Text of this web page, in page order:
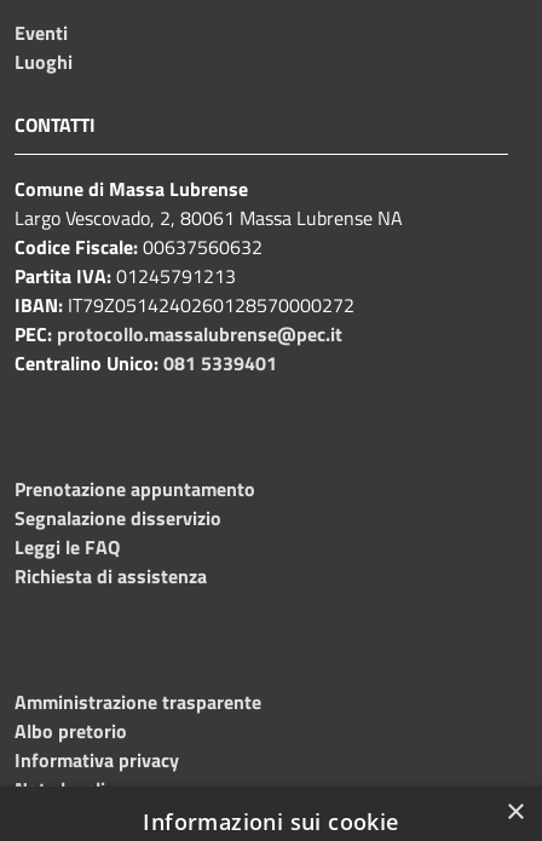
Eventi
Luoghi
CONTATTI
Comune di Massa Lubrense
Largo Vescovado, 2, 80061 Massa Lubrense NA
Codice Fiscale:00637560632
Partita IVA:01245791213
IBAN: IT79Z0514240260128570000272
PEC: protocollo.massalubrense@pec.it
Centralino Unico:081 5339401
Prenotazione appuntamento
Segnalazione disservizio
Leggi le FAQ
Richiesta di assistenza
Amministrazione trasparente
Albo pretorio
Informativa privacy
Note legali
Dichiarazione di accessibilità
×
Informazioni sui cookie